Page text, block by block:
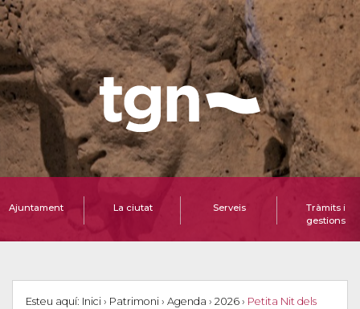
Ajuntament La ciutat Serveis
Tràmits i
gestions
Esteu aquí: Inici › Patrimoni › Agenda › 2026 › Petita Nit dels